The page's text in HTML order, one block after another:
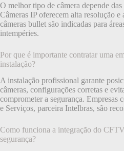
O melhor tipo de câmera depende das
Câmeras IP oferecem alta resolução e
câmeras bullet são indicadas para
intempéries.
Por que é importante contratar uma
instalação?
A instalação profissional garante
câmeras, configurações corretas e
comprometer a segurança. Empresas
e Serviços, parceira Intelbras, são
Como funciona a integração do
segurança?